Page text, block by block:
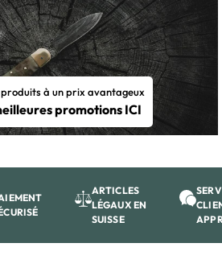
produits à un prix avantageux
promotions ICI
ARTICLES
LÉGAUX EN
SUISSE